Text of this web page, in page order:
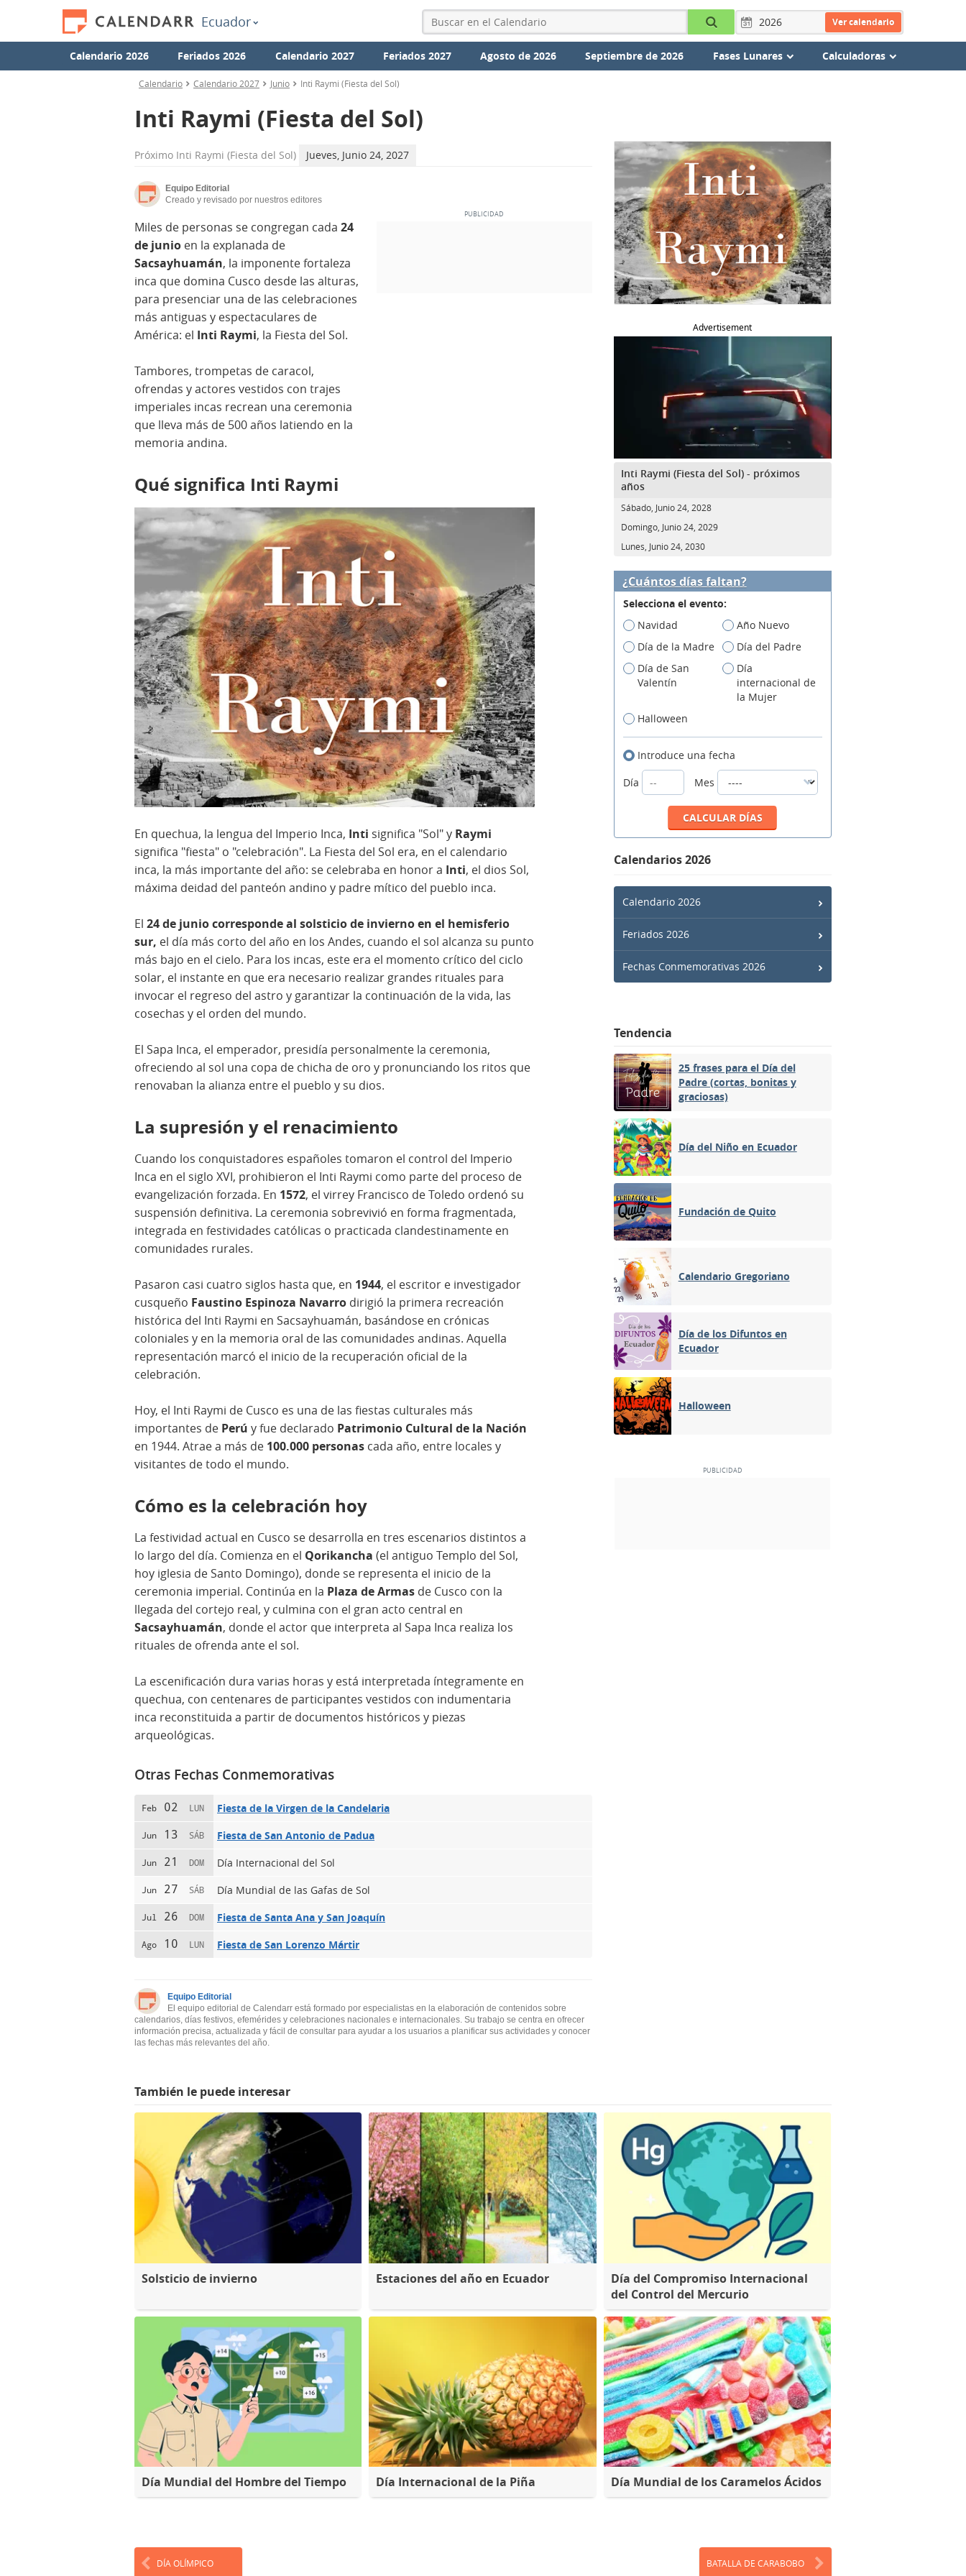
Ecuador Ver calendario
Calendario 2026 Feriados 2026 Calendario 2027 Feriados 2027 Agosto de 2026 Septiembre de 2026 Fases Lunares Calculadoras
Calendario Calendario 2027 Junio Inti Raymi (Fiesta del Sol)
Inti Raymi (Fiesta del Sol)
Próximo Inti Raymi (Fiesta del Sol) Jueves, Junio 24, 2027
Equipo Editorial
Creado y revisado por nuestros editores
Miles de personas se congregan cada 24
de junio en la explanada de
Sacsayhuamán, la imponente fortaleza
inca que domina Cusco desde las alturas,
para presenciar una de las celebraciones
más antiguas y espectaculares de
América: el Inti Raymi, la Fiesta del Sol.
Tambores, trompetas de caracol,
ofrendas y actores vestidos con trajes
imperiales incas recrean una ceremonia
que lleva más de 500 años latiendo en la
memoria andina.
Qué significa Inti Raymi
En quechua, la lengua del Imperio Inca, Inti significa "Sol" y Raymi
significa "fiesta" o "celebración". La Fiesta del Sol era, en el calendario
inca, la más importante del año: se celebraba en honor a Inti, el dios Sol,
máxima deidad del panteón andino y padre mítico del pueblo inca.
El 24 de junio corresponde al solsticio de invierno en el hemisferio
sur, el día más corto del año en los Andes, cuando el sol alcanza su punto
más bajo en el cielo. Para los incas, este era el momento crítico del ciclo
solar, el instante en que era necesario realizar grandes rituales para
invocar el regreso del astro y garantizar la continuación de la vida, las
cosechas y el orden del mundo.
El Sapa Inca, el emperador, presidía personalmente la ceremonia,
ofreciendo al sol una copa de chicha de oro y pronunciando los ritos que
renovaban la alianza entre el pueblo y su dios.
La supresión y el renacimiento
Cuando los conquistadores españoles tomaron el control del Imperio
Inca en el siglo XVI, prohibieron el Inti Raymi como parte del proceso de
evangelización forzada. En 1572, el virrey Francisco de Toledo ordenó su
suspensión definitiva. La ceremonia sobrevivió en forma fragmentada,
integrada en festividades católicas o practicada clandestinamente en
comunidades rurales.
Pasaron casi cuatro siglos hasta que, en 1944, el escritor e investigador
cusqueño Faustino Espinoza Navarro dirigió la primera recreación
histórica del Inti Raymi en Sacsayhuamán, basándose en crónicas
coloniales y en la memoria oral de las comunidades andinas. Aquella
representación marcó el inicio de la recuperación oficial de la
celebración.
Hoy, el Inti Raymi de Cusco es una de las fiestas culturales más
importantes de Perú y fue declarado Patrimonio Cultural de la Nación
en 1944. Atrae a más de 100.000 personas cada año, entre locales y
visitantes de todo el mundo.
Cómo es la celebración hoy
La festividad actual en Cusco se desarrolla en tres escenarios distintos a
lo largo del día. Comienza en el Qorikancha (el antiguo Templo del Sol,
hoy iglesia de Santo Domingo), donde se representa el inicio de la
ceremonia imperial. Continúa en la Plaza de Armas de Cusco con la
llegada del cortejo real, y culmina con el gran acto central en
Sacsayhuamán, donde el actor que interpreta al Sapa Inca realiza los
rituales de ofrenda ante el sol.
La escenificación dura varias horas y está interpretada íntegramente en
quechua, con centenares de participantes vestidos con indumentaria
inca reconstituida a partir de documentos históricos y piezas
arqueológicas.
Otras Fechas Conmemorativas
Feb 02 LUN Fiesta de la Virgen de la Candelaria
Jun 13 SÁB Fiesta de San Antonio de Padua
Jun 21 DOM Día Internacional del Sol
Jun 27 SÁB Día Mundial de las Gafas de Sol
Jul 26 DOM Fiesta de Santa Ana y San Joaquín
Ago 10 LUN Fiesta de San Lorenzo Mártir
Equipo Editorial
El equipo editorial de Calendarr está formado por especialistas en la elaboración de contenidos sobre
calendarios, días festivos, efemérides y celebraciones nacionales e internacionales. Su trabajo se centra en ofrecer
información precisa, actualizada y fácil de consultar para ayudar a los usuarios a planificar sus actividades y conocer
las fechas más relevantes del año.
Advertisement
Inti Raymi (Fiesta del Sol) - próximos
años
Sábado, Junio 24, 2028
Domingo, Junio 24, 2029
Lunes, Junio 24, 2030
¿Cuántos días faltan?
Selecciona el evento:
Navidad
Año Nuevo
Día de la Madre
Día del Padre
Día de San
Valentín
Día
internacional de
la Mujer
Halloween
Introduce una fecha
Día
Mes
Calendarios 2026
Calendario 2026
Feriados 2026
Fechas Conmemorativas 2026
Tendencia
25 frases para el Día del
Padre (cortas, bonitas y
graciosas)
Día del Niño en Ecuador
Fundación de Quito
Calendario Gregoriano
Día de los Difuntos en
Ecuador
Halloween
También le puede interesar
Solsticio de invierno Estaciones del año en Ecuador
Día del Compromiso Internacional
del Control del Mercurio
Día Mundial del Hombre del Tiempo Día Internacional de la Piña Día Mundial de los Caramelos Ácidos
DÍA OLÍMPICO BATALLA DE CARABOBO